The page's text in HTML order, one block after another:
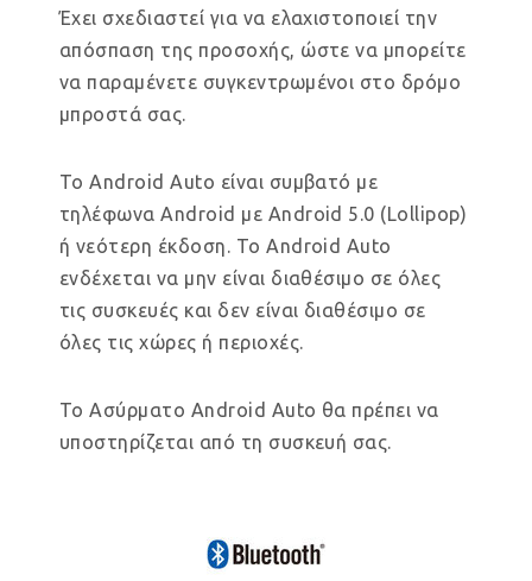
Έχει σχεδιαστεί για να ελαχιστοποιεί την
απόσπαση της προσοχής, ώστε να μπορείτε
να παραμένετε συγκεντρωμένοι στο δρόμο
μπροστά σας.
Το Android Auto είναι συμβατό με
τηλέφωνα Android με Android 5.0 (Lollipop)
ή νεότερη έκδοση. Το Android Auto
ενδέχεται να μην είναι διαθέσιμο σε όλες
τις συσκευές και δεν είναι διαθέσιμο σε
όλες τις χώρες ή περιοχές.
Το Ασύρματο Android Auto θα πρέπει να
υποστηρίζεται από τη συσκευή σας.